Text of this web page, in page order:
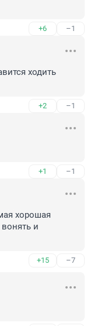
+6 –1
ходить
+2 –1
+1 –1
хорошая
и
+15 –7